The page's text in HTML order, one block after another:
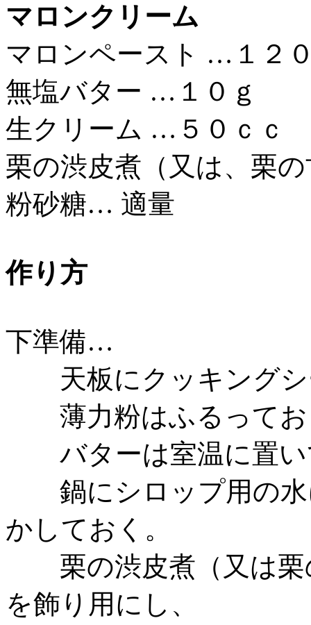
マロンクリーム
マロンペースト …１２
無塩バター …１０ｇ
生クリーム …５０ｃｃ
栗の渋皮煮（又は、栗
粉砂糖… 適量
作り方
下準備…
天板にクッキングシ
薄力粉はふるってお
バターは室温に置い
鍋にシロップ用の水
かしておく。
栗の渋皮煮（又は栗
を飾り用にし、